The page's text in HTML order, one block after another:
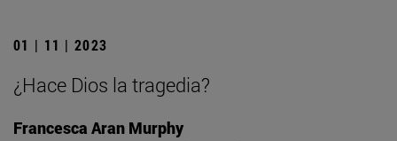
01 | 11 | 2023
¿Hace Dios la tragedia?
Francesca Aran Murphy